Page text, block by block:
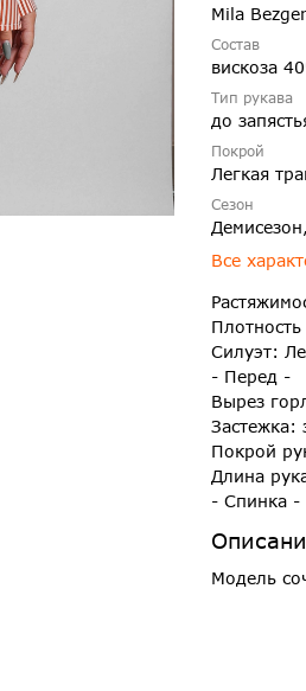
Mila
Состав
вискоза
Тип рукава
до
Покрой
Легкая
Сезон
Все
Силуэт:
- Перед -
Вырез
Застежка:
Покрой
Длина
- Спинка -
Модель